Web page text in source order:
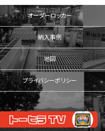
オーダーロッカー
納入事例
地図
プライバシーポリシー